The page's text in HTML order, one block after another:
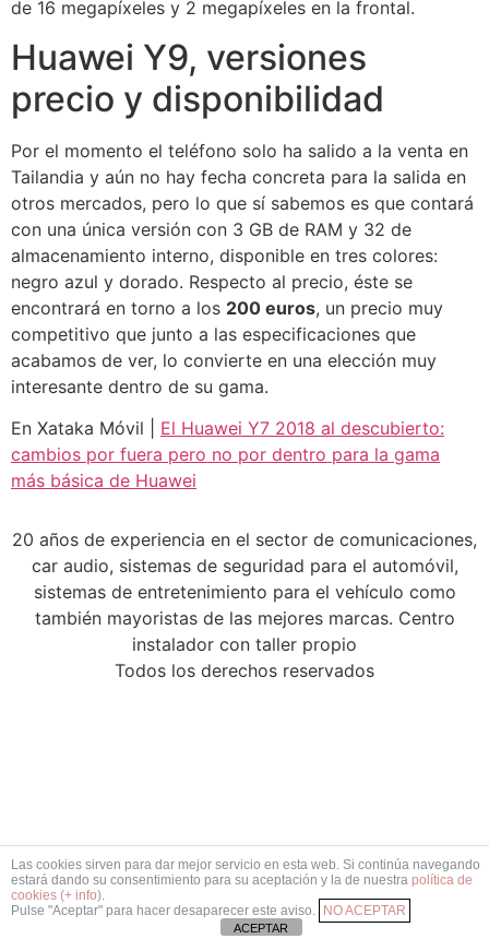
de 16 megapíxeles y 2 megapíxeles en la frontal.
Huawei Y9, versiones
precio y disponibilidad
Por el momento el teléfono solo ha salido a la venta en
Tailandia y aún no hay fecha concreta para la salida en
otros mercados, pero lo que sí sabemos es que contará
con una única versión con 3 GB de RAM y 32 de
almacenamiento interno, disponible en tres colores:
negro azul y dorado. Respecto al precio, éste se
encontrará en torno a los 200 euros, un precio muy
competitivo que junto a las especificaciones que
acabamos de ver, lo convierte en una elección muy
interesante dentro de su gama.
En Xataka Móvil | El Huawei Y7 2018 al descubierto:
cambios por fuera pero no por dentro para la gama
más básica de Huawei
20 años de experiencia en el sector de comunicaciones,
car audio, sistemas de seguridad para el automóvil,
sistemas de entretenimiento para el vehículo como
también mayoristas de las mejores marcas. Centro
instalador con taller propio
Todos los derechos reservados
Las cookies sirven para dar mejor servicio en esta web. Si continúa navegando
estará dando su consentimiento para su aceptación y la de nuestra política de
cookies (+ info).
Pulse "Aceptar" para hacer desaparecer este aviso.
NO ACEPTAR
ACEPTAR